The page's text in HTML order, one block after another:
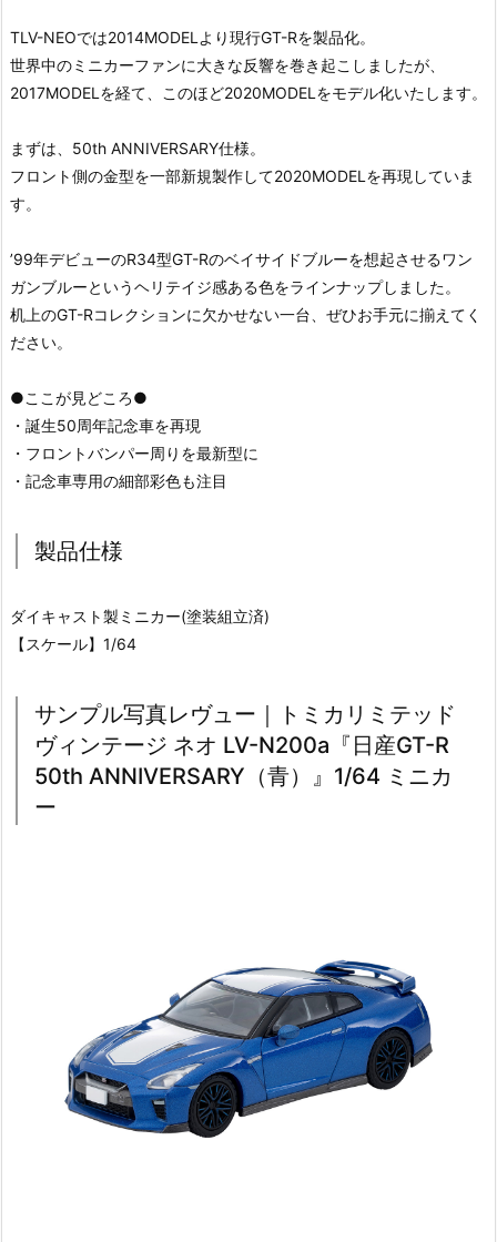
TLV-NEOでは2014MODELより現行GT-Rを製品化。
世界中のミニカーファンに大きな反響を巻き起こしましたが、
2017MODELを経て、このほど2020MODELをモデル化いたします。
まずは、50th ANNIVERSARY仕様。
フロント側の金型を一部新規製作して2020MODELを再現していま
す。
’99年デビューのR34型GT-Rのベイサイドブルーを想起させるワン
ガンブルーというヘリテイジ感ある色をラインナップしました。
机上のGT-Rコレクションに欠かせない一台、ぜひお手元に揃えてく
ださい。
●ここが見どころ●
・誕生50周年記念車を再現
・フロントバンパー周りを最新型に
・記念車専用の細部彩色も注目
製品仕様
ダイキャスト製ミニカー(塗装組立済)
【スケール】1/64
サンプル写真レヴュー｜トミカリミテッド
ヴィンテージ ネオ LV-N200a『日産GT-R
50th ANNIVERSARY（青）』1/64 ミニカ
ー